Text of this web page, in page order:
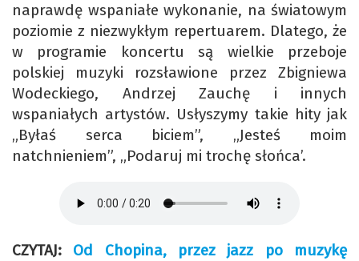
naprawdę wspaniałe wykonanie, na światowym
poziomie z niezwykłym repertuarem. Dlatego, że
w programie koncertu są wielkie przeboje
polskiej muzyki rozsławione przez Zbigniewa
Wodeckiego, Andrzej Zauchę i innych
wspaniałych artystów. Usłyszymy takie hity jak
„Byłaś serca biciem”, „Jesteś moim
natchnieniem”, „Podaruj mi trochę słońca’.
CZYTAJ: Od Chopina, przez jazz po muzykę